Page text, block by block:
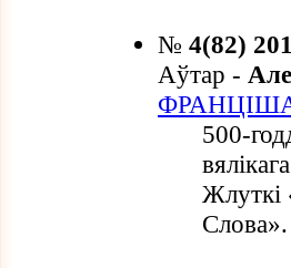
№ 4(82)
Аўтар -
500-
Жлуткі
Слова».